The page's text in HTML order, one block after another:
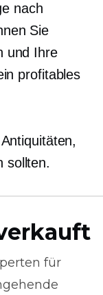
nach
Sie
und Ihre
profitables
sollten.
für